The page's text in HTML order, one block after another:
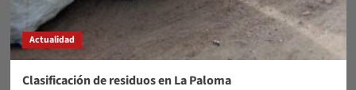
Actualidad
Clasificación de residuos en La Paloma